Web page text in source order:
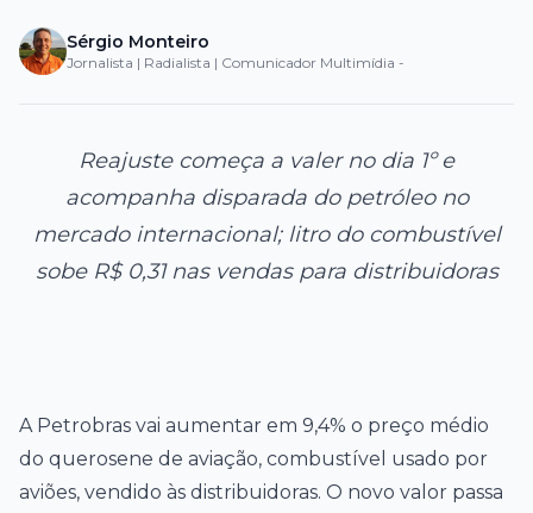
Sérgio Monteiro
Jornalista | Radialista | Comunicador Multimídia -
Reajuste começa a valer no dia 1º e
acompanha disparada do petróleo no
mercado internacional; litro do combustível
sobe R$ 0,31 nas vendas para distribuidoras
A Petrobras vai aumentar em 9,4% o preço médio
do querosene de aviação, combustível usado por
aviões, vendido às distribuidoras. O novo valor passa